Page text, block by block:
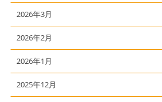
2026年3月
2026年2月
2026年1月
2025年12月